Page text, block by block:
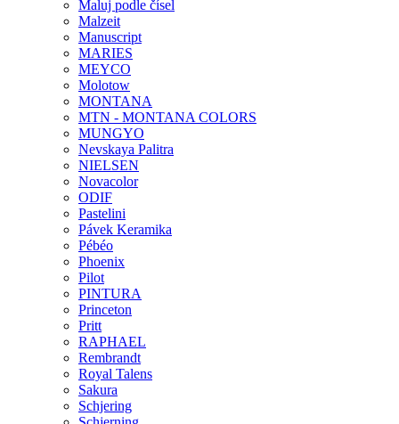
Maluj podle čísel
Malzeit
Manuscript
MARIES
MEYCO
Molotow
MONTANA
MTN - MONTANA COLORS
MUNGYO
Nevskaya Palitra
NIELSEN
Novacolor
ODIF
Pastelini
Pávek Keramika
Pébéo
Phoenix
Pilot
PINTURA
Princeton
Pritt
RAPHAEL
Rembrandt
Royal Talens
Sakura
Schjering